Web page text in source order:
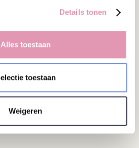
Details tonen
Alles toestaan
toestaan
Weigeren
LEZEN?